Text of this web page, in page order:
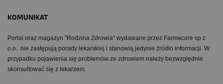
KOMUNIKAT
Portal oraz magazyn "Rodzina Zdrowia" wydawane przez Farmacore sp z
o.o.. nie zastępują porady lekarskiej i stanowią jedynie źródło informacji. W
przypadku pojawienia się problemów ze zdrowiem należy bezwzględnie
skonsultować się z lekarzem.